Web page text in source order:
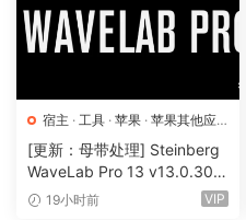
乐器和效果
拥有超过90种不同的乐器、音
路由器，您可以将任何创意转
采样器，重新采样
来认识一下Bitwig Studio的采
于音符的动态调制和强大的多
宿主 · 工具 · 苹果 · 苹果其他应
用· 苹果宿主
[更新：母带处理] Steinberg
WaveLab Pro 13 v13.0.30
+安装方法 [WiN, MacOSX]
19小时前 VIP